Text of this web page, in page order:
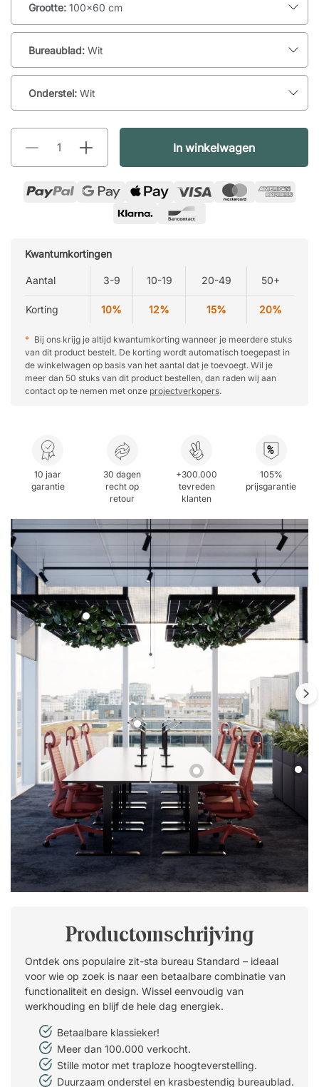
Grootte: 100x60 cm
Bureaublad: Wit
Onderstel: Wit
In winkelwagen
Kwantumkortingen
Aantal 3-9 10-19 20-49 50+
Korting 10% 12% 15% 20%
* Bij ons krijg je altijd kwantumkorting wanneer je meerdere stuks
van dit product bestelt. De korting wordt automatisch toegepast in
de winkelwagen op basis van het aantal dat je toevoegt. Wil je
meer dan 50 stuks van dit product bestellen, dan raden wij aan
contact op te nemen met onze projectverkopers.
10 jaar
garantie
30 dagen
recht op
retour
+300.000
tevreden
klanten
%
105%
prijsgarantie
Productomschrijving
Ontdek ons populaire zit-sta bureau Standard – ideaal
voor wie op zoek is naar een betaalbare combinatie van
functionaliteit en design. Wissel eenvoudig van
werkhouding en blijf de hele dag energiek.
Betaalbare klassieker!
Meer dan 100.000 verkocht.
Stille motor met traploze hoogteverstelling.
Duurzaam onderstel en krasbestendig bureaublad.